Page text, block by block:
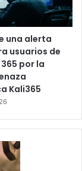
una alerta
usuarios de
por la
Kali365